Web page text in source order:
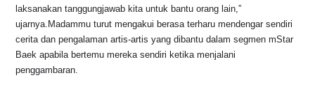
laksanakan tanggungjawab kita untuk bantu orang lain,”
ujarnya.Madammu turut mengakui berasa terharu mendengar sendiri
cerita dan pengalaman artis-artis yang dibantu dalam segmen mStar
Baek apabila bertemu mereka sendiri ketika menjalani
penggambaran.